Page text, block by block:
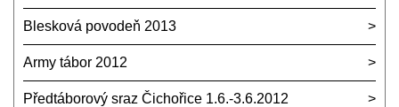
Blesková povodeň 2013
Army tábor 2012
Předtáborový sraz Čichořice 1.6.-3.6.2012